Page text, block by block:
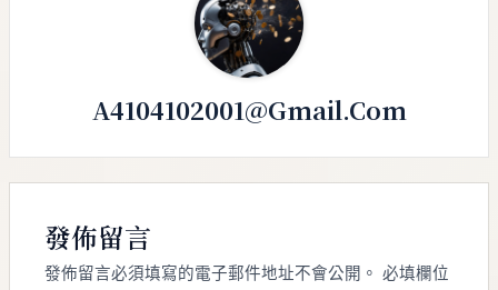
A4104102001@gmail.com
發佈留言
發佈留言必須填寫的電子郵件地址不會公開。 必填欄位